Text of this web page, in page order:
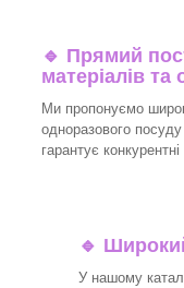
🔹 Прямий
матеріалів
Ми пропонуємо
одноразового
гарантує
🔹
У нашому